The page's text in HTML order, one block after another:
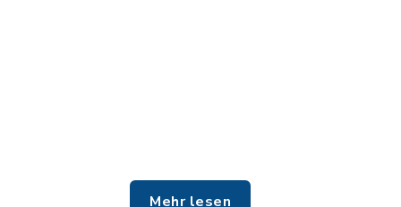
Mehr lesen